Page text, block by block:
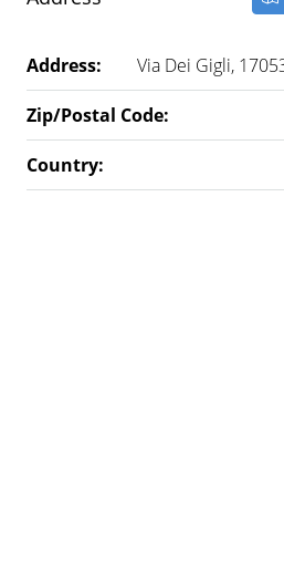
Address: Via Dei Gigli,
Zip/Postal Code:
Country: